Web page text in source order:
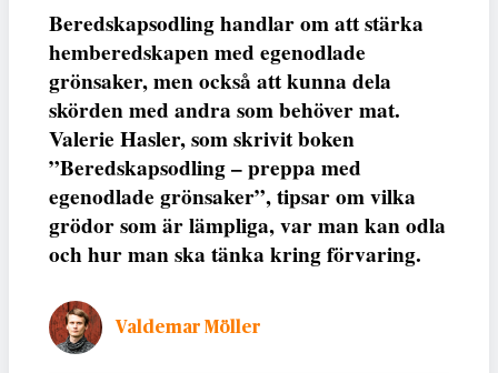
Beredskapsodling handlar om att stärka
hemberedskapen med egenodlade
grönsaker, men också att kunna dela
skörden med andra som behöver mat.
Valerie Hasler, som skrivit boken
”Beredskapsodling – preppa med
egenodlade grönsaker”, tipsar om vilka
grödor som är lämpliga, var man kan odla
och hur man ska tänka kring förvaring.
Valdemar Möller